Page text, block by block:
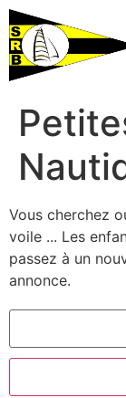
Vous cherchez
voile ... Les
passez à un
annonce.